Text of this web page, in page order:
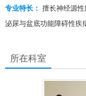
专业特长： 擅长神经源
泌尿与盆底功能障碍性疾
所在科室